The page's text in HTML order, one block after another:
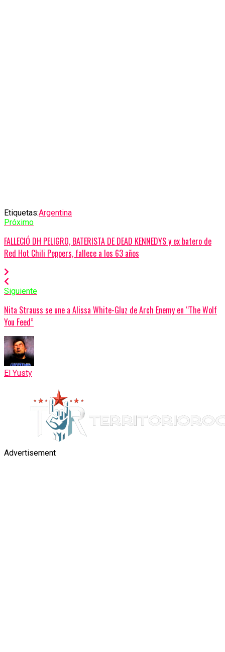
Etiquetas:Argentina
Próximo
FALLECIÓ DH PELIGRO, BATERISTA DE DEAD KENNEDYS y ex batero de
Red Hot Chili Peppers, fallece a los 63 años
Siguiente
Nita Strauss se une a Alissa White-Gluz de Arch Enemy en “The Wolf
You Feed”
El Yusty
Advertisement